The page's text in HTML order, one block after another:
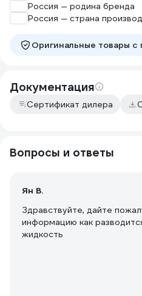
Россия — родина бренда
Россия — страна
Оригинальные товары c
Документация
Сертификат дилера
Вопросы и ответы
Ян В.
Здравствуйте, дайте
информацию как
жидкость